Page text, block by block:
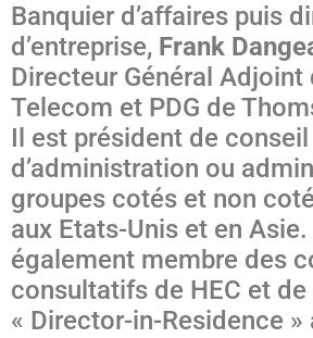
Banquier d’affaires puis
d’entreprise, Frank
Directeur Général Adjoint
Telecom et PDG de
Il est président de conseil
d’administration ou
groupes cotés et non
aux Etats-Unis et en
également membre des
consultatifs de HEC et de
« Director-in-Residence »